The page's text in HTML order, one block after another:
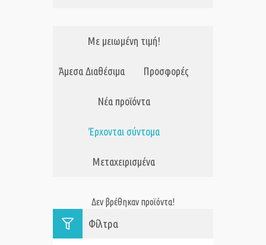
Με μειωμένη τιμή!
Άμεσα Διαθέσιμα Προσφορές
Νέα προϊόντα
Έρχονται σύντομα
Μεταχειρισμένα
Δεν βρέθηκαν προϊόντα!
Φίλτρα